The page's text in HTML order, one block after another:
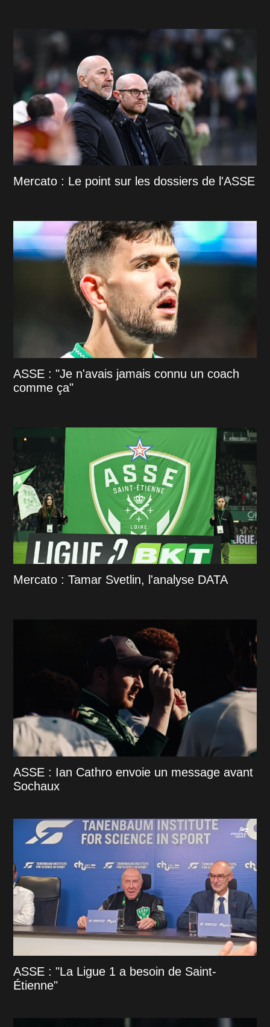
Mercato : Le point sur les dossiers de l'ASSE
ASSE : "Je n'avais jamais connu un coach
comme ça"
Mercato : Tamar Svetlin, l'analyse DATA
ASSE : Ian Cathro envoie un message avant
Sochaux
ASSE : "La Ligue 1 a besoin de Saint-
Étienne"